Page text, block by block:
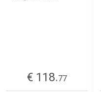
€ 118.77